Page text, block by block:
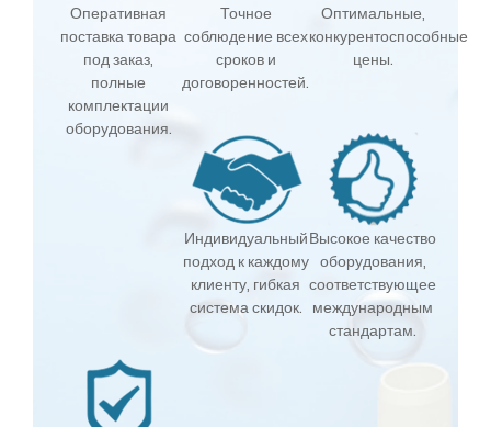
Оперативная
поставка товара
под заказ,
полные
комплектации
оборудования.
Точное
соблюдение всех
сроков и
договоренностей.
Оптимальные,
конкурентоспособные
цены.
Индивидуальный
подход к каждому
клиенту, гибкая
система скидок.
Высокое качество
оборудования,
соответствующее
международным
стандартам.